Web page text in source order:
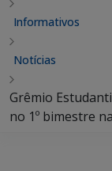
Informativos
Notícias
Grêmio
no 1º bimestre